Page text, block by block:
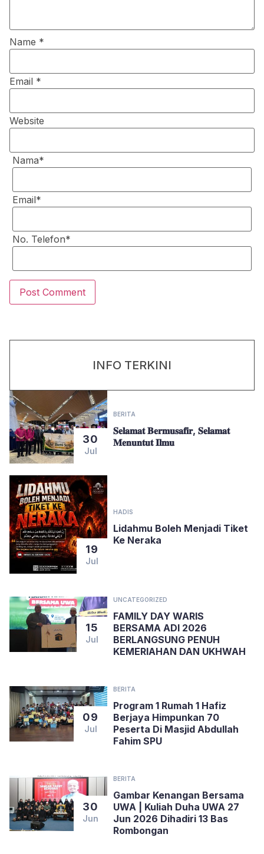
Name *
Email *
Website
Nama*
Email*
No. Telefon*
INFO TERKINI
30
Jul
BERITA
𝐒𝐞𝐥𝐚𝐦𝐚𝐭 𝐁𝐞𝐫𝐦𝐮𝐬𝐚𝐟𝐢𝐫, 𝐒𝐞𝐥𝐚𝐦𝐚𝐭
𝐌𝐞𝐧𝐮𝐧𝐭𝐮𝐭 𝐈𝐥𝐦𝐮
19
Jul
HADIS
Lidahmu Boleh Menjadi Tiket
Ke Neraka
15
Jul
UNCATEGORIZED
FAMILY DAY WARIS
BERSAMA ADI 2026
BERLANGSUNG PENUH
KEMERIAHAN DAN UKHWAH
09
Jul
BERITA
Program 1 Rumah 1 Hafiz
Berjaya Himpunkan 70
Peserta Di Masjid Abdullah
Fahim SPU
30
Jun
BERITA
Gambar Kenangan Bersama
UWA | Kuliah Duha UWA 27
Jun 2026 Dihadiri 13 Bas
Rombongan